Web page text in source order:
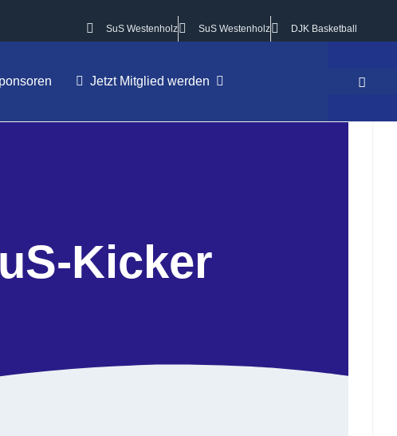
SuS Westenholz SuS Westenholz DJK Basketball
Jetzt Mitglied werden
Kicker